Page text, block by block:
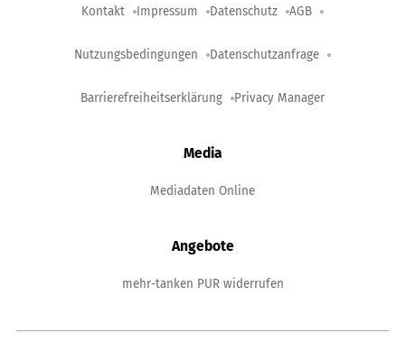
Kontakt Impressum Datenschutz AGB
Nutzungsbedingungen Datenschutzanfrage
Barrierefreiheitserklärung Privacy Manager
Media
Mediadaten Online
Angebote
mehr-tanken PUR widerrufen